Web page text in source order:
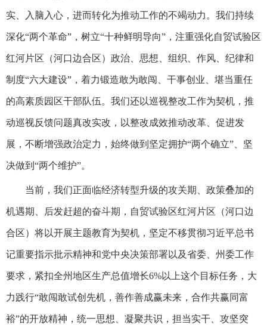
实、入脑入心，进而转化为推动工作的不竭动力。我们持续
深化“两个革命”，树立“十种鲜明导向”，注重强化自贸试验区
红河片区（河口边合区）政治、思想、组织、作风、纪律和
制度“六大建设”，着力锻造敢为敢闯、干事创业、堪当重任
的高素质园区干部队伍。我们还以巡视整改工作为契机，推
动巡视反馈问题真改实改，以整改成效推动改革、促进发
展，不断增强政治定力，始终做到坚定拥护“两个确立”、坚
决做到“两个维护”。
当前，我们正面临经济转型升级的攻关期、政策叠加的
机遇期、后发赶超的奋斗期，自贸试验区红河片区（河口边
合区）将以开展主题教育为契机，坚定不移贯彻习近平总书
记重要指示批示精神和党中央决策部署以及省委、州委工作
要求，紧扣全州地区生产总值增长6%以上这个目标任务，大
力践行“敢闯敢试创先机，善作善成赢未来，合作共赢同富
裕”的开放精神，统一思想、凝聚共识，担当实干、攻坚突